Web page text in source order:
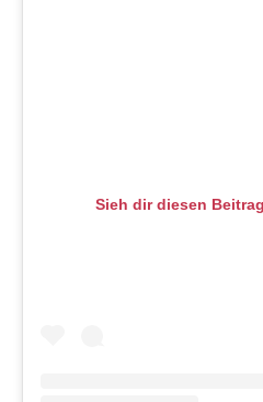
Sieh dir diesen